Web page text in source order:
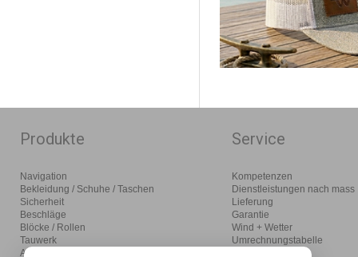
Produkte
Navigation
Bekleidung / Schuhe / Taschen
Sicherheit
Beschläge
Blöcke / Rollen
Tauwerk
Anlegen / Ankern / Motoren
Service
Kompetenzen
Dienstleistungen nach mass
Lieferung
Garantie
Wind + Wetter
Umrechnungstabelle